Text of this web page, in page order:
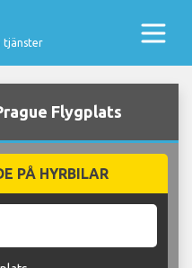
tjänster
Flygplats
PÅ HYRBILAR